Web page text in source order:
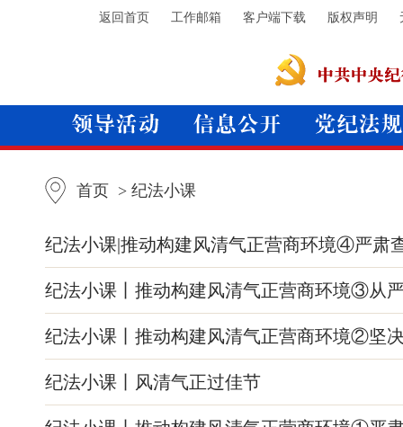
返回首页 工作邮箱 客户端下载 版权声明
首页 > 纪法小课
纪法小课|推动构建风清气正营商环境④严肃
纪法小课丨推动构建风清气正营商环境③从
纪法小课丨推动构建风清气正营商环境②坚
纪法小课丨风清气正过佳节